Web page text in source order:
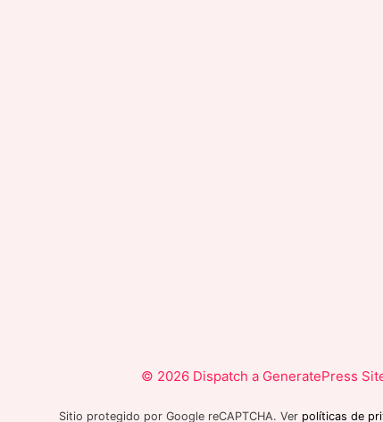
© 2026 Dispatch a GeneratePress
Sitio protegido por Google reCAPTCHA. Ver políticas de